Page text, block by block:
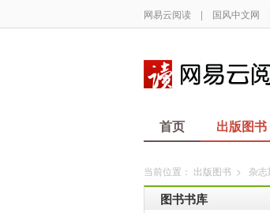
网易云阅读 | 国风中文网
首页 出版图书
当前位置： 出版图书 > 杂志
图书书库